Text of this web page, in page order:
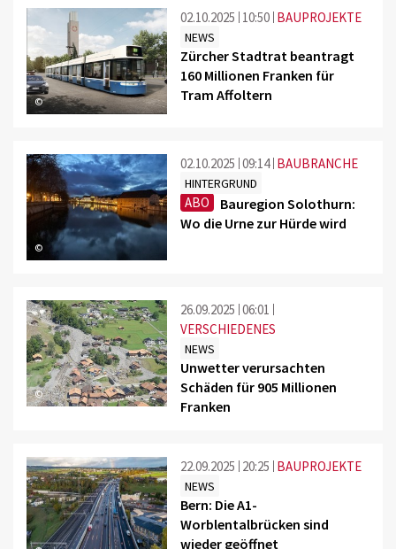
©
02.10.2025 10:50 BAUPROJEKTE
NEWS
Zürcher Stadtrat beantragt
160 Millionen Franken für
Tram Affoltern
©
02.10.2025 09:14 BAUBRANCHE
HINTERGRUND
ABO
Bauregion Solothurn:
Wo die Urne zur Hürde wird
©
26.09.2025 06:01
VERSCHIEDENES
NEWS
Unwetter verursachten
Schäden für 905 Millionen
Franken
22.09.2025 20:25 BAUPROJEKTE
NEWS
Bern: Die A1-
Worblentalbrücken sind
wieder geöffnet